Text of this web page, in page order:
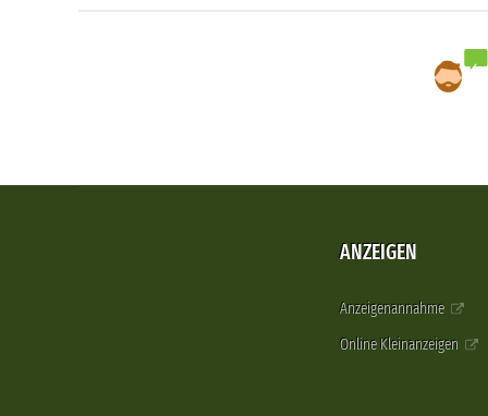
ANZEIGEN
Anzeigenannahme
Online Kleinanzeigen